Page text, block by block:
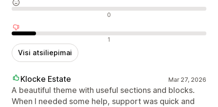
0
1
Visi atsiliepimai
Klocke Estate Mar 27, 2026
A beautiful theme with useful sections and blocks.
When I needed some help, support was quick and